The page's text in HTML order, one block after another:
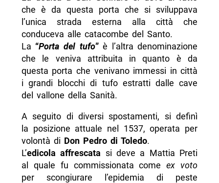
che è da questa porta che si sviluppava
l’unica strada esterna alla città che
conduceva alle catacombe del Santo.
La “Porta del tufo”è l’altra denominazione
che le veniva attribuita in quanto è da
questa porta che venivano immessi in città
i grandi blocchi di tufo estratti dalle cave
del vallone della Sanità.
A seguito di diversi spostamenti, si definì
la posizione attuale nel 1537, operata per
volontà di Don Pedro di Toledo.
L’edicola affrescata si deve a Mattia Preti
al quale fu commissionata comeex voto
per scongiurare l’epidemia di peste